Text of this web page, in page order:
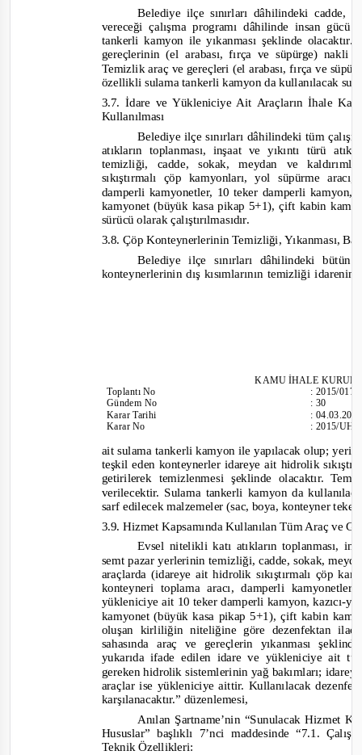
Belediye ilçe sınırları dâhilindeki cadde,
vereceği çalışma programı dâhilinde insan
tankerli kamyon ile yıkanması şeklinde
gereçlerinin (el arabası, fırça ve süpürge)
Temizlik araç ve gereçleri (el arabası, fırça ve
özellikli sulama tankerli kamyon da kullanılacak su
3.7. İdare ve Yükleniciye Ait Araçların İhale
Kullanılması
Belediye ilçe sınırları dâhilindeki tüm
atıkların toplanması, inşaat ve yıkıntı türü
temizliği, cadde, sokak, meydan ve
sıkıştırmalı çöp kamyonları, yol süpürme
damperli kamyonetler, 10 teker damperli kamyon,
kamyonet (büyük kasa pikap 5+1), çift kabin
sürücü olarak çalıştırılmasıdır.
3.8. Çöp Konteynerlerinin Temizliği, Yıkanması,
Belediye ilçe sınırları dâhilindeki
konteynerlerinin dış kısımlarının temizliği
KAMU İHALE
ToplantıNo
Gündem No
Karar Tarihi
Karar No
:2015/017
:30
:
:2015/
ait sulama tankerli kamyon ile yapılacak olup;
teşkil eden konteynerler idareye ait hidrolik
getirilerek temizlenmesi şeklinde olacaktır.
verilecektir. Sulama tankerli kamyonda
sarf edilecek malzemeler (sac, boya, konteyner
3.9. Hizmet Kapsamında Kullanılan Tüm Araç ve
Evsel nitelikli katı atıkların toplanması,
semt pazar yerlerinin temizliği, cadde, sokak,
araçlarda (idareye ait hidrolik sıkıştırmalı çöp
konteyneri toplama aracı, damperli
yükleniciye ait 10 teker damperli kamyon, kazıcı-
kamyonet (büyük kasa pikap 5+1), çift kabin
oluşan kirliliğin niteliğine göre dezenfektan
sahasında araç ve gereçlerin yıkanması
yukarıda ifade edilen idare ve yükleniciye ait
gereken hidrolik sistemlerinin yağ bakımları;
araçlar ise yükleniciye aittir. Kullanılacak
karşılanacaktır.” düzenlemesi,
Anılan Şartname’nin “Sunulacak Hizmet
Hususlar” başlıklı 7’nci maddesinde“7.1.
Teknik Özellikleri: